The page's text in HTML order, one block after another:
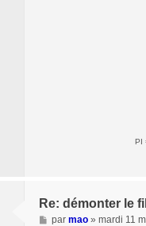
PI
Re: démonter le
M
par mao» mardi 11